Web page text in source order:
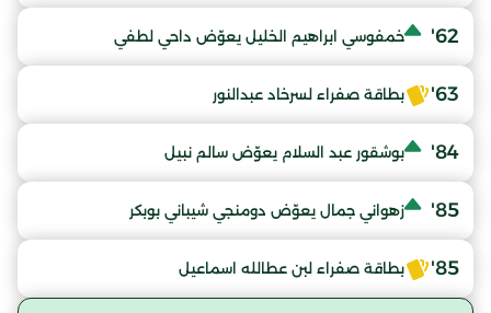
62' خمفوسي ابراهيم الخليل يعوّض داحي لطفي
63' بطاقة صفراء لسرخاد عبدالنور
84' بوشقور عبد السلام يعوّض سالم نبيل
85' زهواني جمال يعوّض دومنجي شيباني بوبكر
85' بطاقة صفراء لبن عطالله اسماعيل